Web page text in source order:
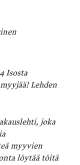
Isosta
Lehden
joka
myyvien
löytää töitä